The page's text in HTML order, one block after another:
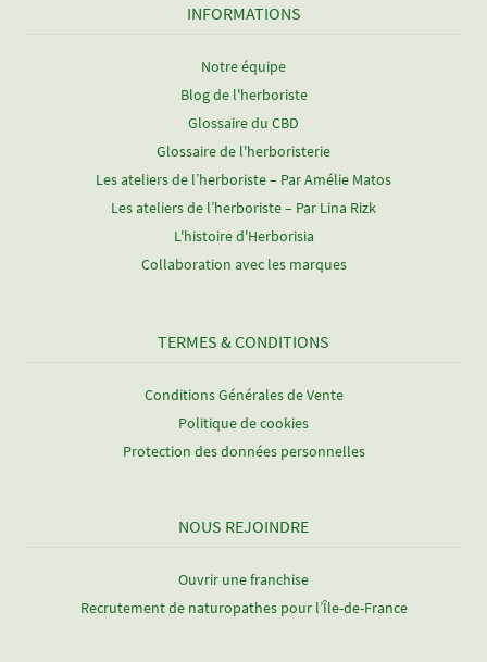
INFORMATIONS
Notre équipe
Blog de l'herboriste
Glossaire du CBD
Glossaire de l'herboristerie
Les ateliers de l’herboriste – Par Amélie Matos
Les ateliers de l’herboriste – Par Lina Rizk
L'histoire d'Herborisia
Collaboration avec les marques
TERMES & CONDITIONS
Conditions Générales de Vente
Politique de cookies
Protection des données personnelles
NOUS REJOINDRE
Ouvrir une franchise
Recrutement de naturopathes pour l’Île-de-France